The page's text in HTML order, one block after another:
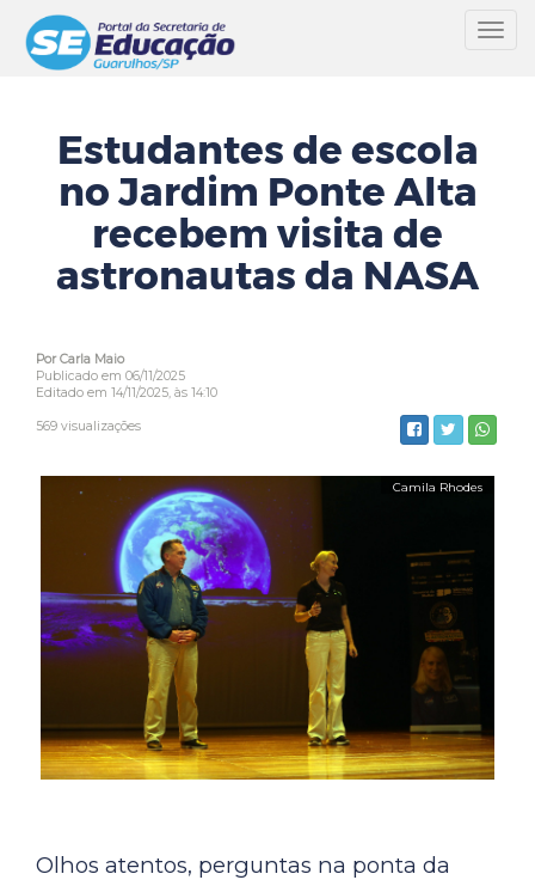
Estudantes de escola
no Jardim Ponte Alta
recebem visita de
astronautas da NASA
Por Carla Maio
Publicado em 06/11/2025
Editado em 14/11/2025, às 14:10
569 visualizações
Olhos atentos, perguntas na ponta da